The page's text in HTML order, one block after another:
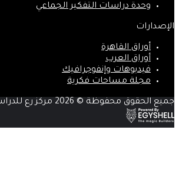
وحدة دراسات التفكير الجماعي
الإصدارات
أوراق القاهرة
أوراق العرب
فيديوهات وإنفوجرافيك
مجلة مساحات فكرية
جميع الحقوق محفوظة © 2026 مركز رع للدراسات الاستراتيجية